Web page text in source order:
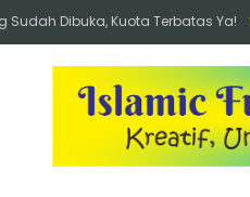
Sudah Dibuka, Kuota Terbatas Ya!
Kegiatan Ekstrakurikuler Seru
Lomba FTBI 2024 09 SEP 2024-
Limpung yang
Renang Tingkat SD Se-